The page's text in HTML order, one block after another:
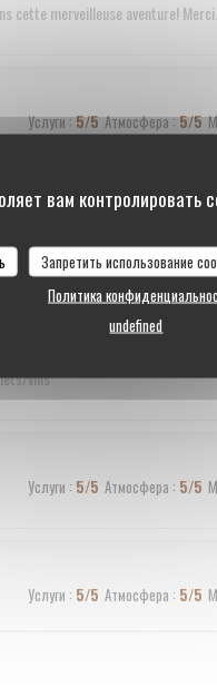
вам
Запретить использование
Политика
undefined
cette merveilleuse aventure!
Услуги:5/5 Атмосфера:5/5
Услуги:5/5 Атмосфера:5/5
vins
Услуги : 5/5 Атмосфера : 5/5
Услуги : 5/5 Атмосфера : 5/5